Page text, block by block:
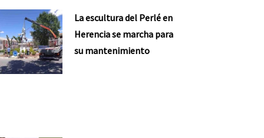
La escultura del Perlé en
Herencia se marcha para
su mantenimiento